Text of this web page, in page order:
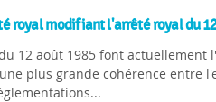
royal modifiant l'arrêté royal du
12 août 1985 font
plus grande cohérence entre